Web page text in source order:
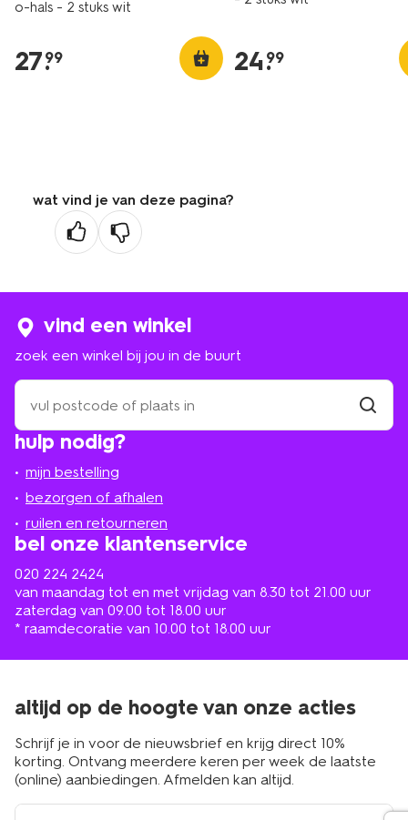
o-hals - 2 stuks wit
27.
99 24.
99
wat vind je van deze pagina?
hulp nodig?
mijn bestelling
bezorgen of afhalen
ruilen en retourneren
bel onze klantenservice
020 224 2424
van maandag tot en met vrijdag van 8.30 tot 21.00 uur
zaterdag van 09.00 tot 18.00 uur
* raamdecoratie van 10.00 tot 18.00 uur
vind een winkel
zoek een winkel bij jou in de buurt
zoek
een
winkel
bij
in
de
buurt
altijd op de hoogte van onze acties
Schrijf je in voor de nieuwsbrief en krijg direct 10%
korting. Ontvang meerdere keren per week de laatste
(online) aanbiedingen. Afmelden kan altijd.
e-